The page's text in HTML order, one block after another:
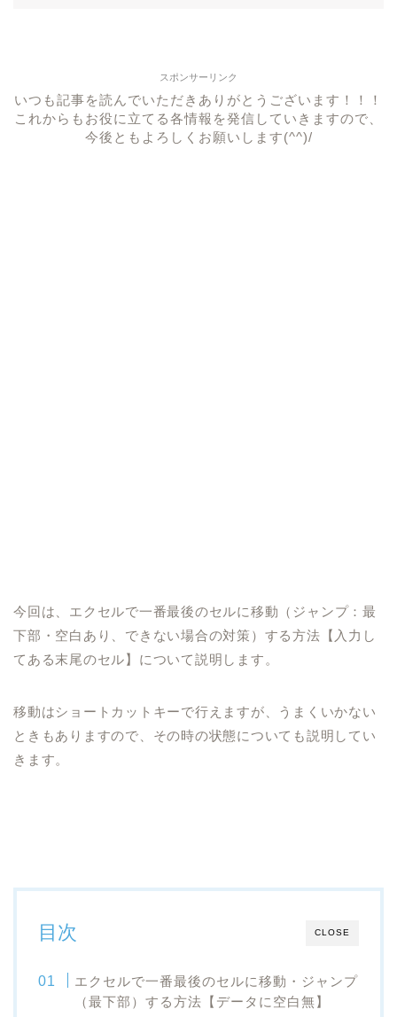
スポンサーリンク
いつも記事を読んでいただきありがとうございます！！！
これからもお役に立てる各情報を発信していきますので、
今後ともよろしくお願いします(^^)/
今回 は、 エクセルで一番最後のセルに移動（ジャンプ：最
下部・空白あり、できない場合の対策）する方法【入力し
てある末尾のセル】に ついて説明します。
移動はショートカットキーで行えますが、うまくいかない
ときもありますので、その時の状態についても説明してい
きます。
CLOSE
目次
エクセルで一番最後のセルに移動・ジャンプ
（最下部）する方法【データに空白無】